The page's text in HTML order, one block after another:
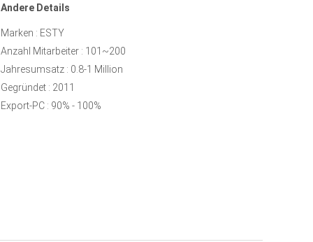
Andere Details
Marken : ESTY
Anzahl Mitarbeiter : 101~200
Jahresumsatz : 0.8-1 Million
Gegründet : 2011
Export-PC : 90% - 100%